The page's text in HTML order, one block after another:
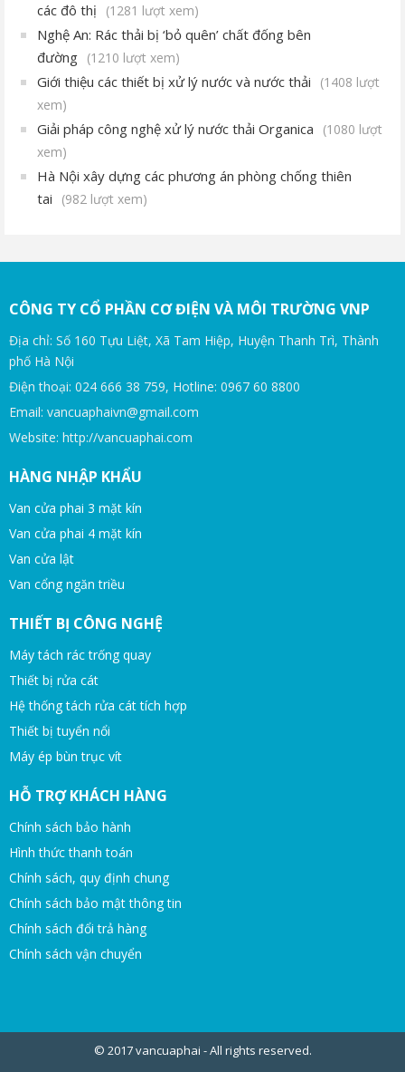
các đô thị
(1281 lượt xem)
Nghệ An: Rác thải bị ‘bỏ quên’ chất đống bên
đường (1210 lượt xem)
Giới thiệu các thiết bị xử lý nước và nước thải
(1408 lượt
xem)
Giải pháp công nghệ xử lý nước thải Organica
(1080 lượt
xem)
Hà Nội xây dựng các phương án phòng chống thiên
tai
(982 lượt xem)
CÔNG TY CỔ PHẦN CƠ ĐIỆN VÀ MÔI TRƯỜNG VNP
Địa chỉ: Số 160 Tựu Liệt, Xã Tam Hiệp, Huyện Thanh Trì, Thành
phố Hà Nội
Điện thoại: 024 666 38 759, Hotline: 0967 60 8800
Email: vancuaphaivn@gmail.com
Website: http://vancuaphai.com
HÀNG NHẬP KHẨU
Van cửa phai 3 mặt kín
Van cửa phai 4 mặt kín
Van cửa lật
Van cổng ngăn triều
THIẾT BỊ CÔNG NGHỆ
Máy tách rác trống quay
Thiết bị rửa cát
Hệ thống tách rửa cát tích hợp
Thiết bị tuyển nổi
Máy ép bùn trục vít
HỖ TRỢ KHÁCH HÀNG
Chính sách bảo hành
Hình thức thanh toán
Chính sách, quy định chung
Chính sách bảo mật thông tin
Chính sách đổi trả hàng
Chính sách vận chuyển
© 2017 vancuaphai - All rights reserved.